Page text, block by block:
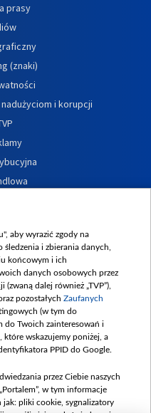
prasy
(znaki)
i korupcji
wewnętrznych
aby wyrazić zgody na
i zbierania danych,
końcowym i ich
danych osobowych przez
dalej również „TVP”),
pozostałych Zaufanych
(w tym do
do Twoich zainteresowań i
które wskazujemy poniżej, a
PPID do Google.
przez Ciebie naszych
w tym informacje
pliki cookie, sygnalizatory